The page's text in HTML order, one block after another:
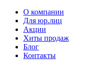
О компании
Для юр.лиц
Акции
Хиты продаж
Блог
Контакты